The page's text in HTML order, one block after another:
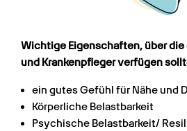
Wichtige Eigenschaften, über
und Krankenpfleger verfügen
ein gutes Gefühl für Nähe und
Körperliche Belastbarkeit
Psychische Belastbarkeit/